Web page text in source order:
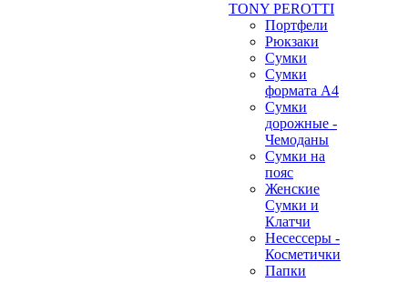
TONY PEROTTI
Портфели
Рюкзаки
Сумки
Сумки
формата А4
Сумки
дорожные -
Чемоданы
Сумки на
пояс
Женские
Сумки и
Клатчи
Несессеры -
Косметички
Папки